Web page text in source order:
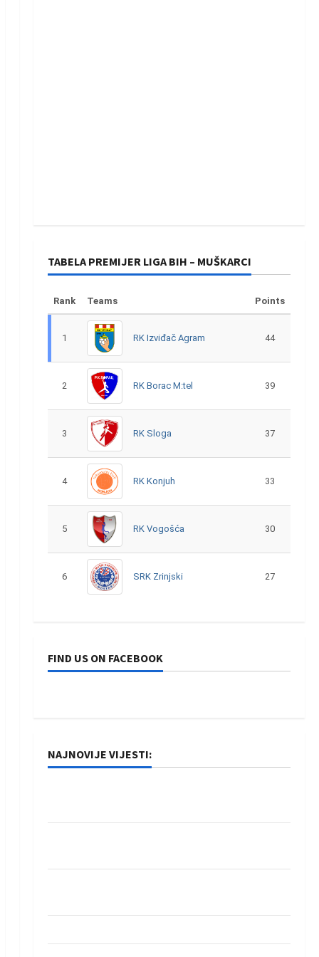
TABELA PREMIJER LIGA BIH – MUŠKARCI
Rank Teams Points
1 RK Izviđač Agram 44
2 RK Borac M:tel 39
3 RK Sloga 37
4 RK Konjuh 33
5 RK Vogošća 30
6 SRK Zrinjski 27
FIND US ON FACEBOOK
NAJNOVIJE VIJESTI: